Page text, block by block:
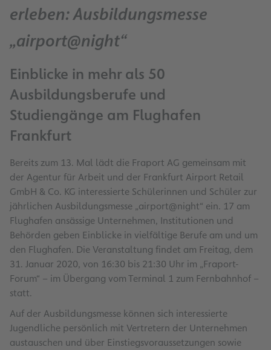
erleben: Ausbildungsmesse
„airport@night“
Einblicke in mehr als 50
Ausbildungsberufe und
Studiengänge am Flughafen
Frankfurt
Bereits zum 13. Mal lädt die Fraport AG gemeinsam mit
der Agentur für Arbeit und der Frankfurt Airport Retail
GmbH & Co. KG interessierte Schülerinnen und Schüler zur
jährlichen Ausbildungsmesse „airport@night“ ein. 17 am
Flughafen ansässige Unternehmen, Institutionen und
Behörden geben Einblicke in vielfältige Berufe am und um
den Flughafen. Die Veranstaltung findet am Freitag, dem
31. Januar 2020, von 16:30 bis 21:30 Uhr im „Fraport-
Forum“ – im Übergang vom Terminal 1 zum Fernbahnhof –
statt.
Auf der Ausbildungsmesse können sich interessierte
Jugendliche persönlich mit Vertretern der Unternehmen
austauschen und über Einstiegsvoraussetzungen sowie